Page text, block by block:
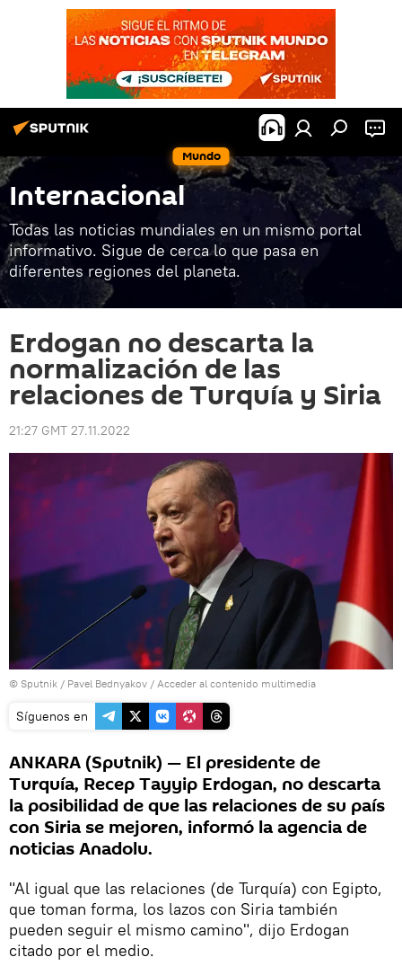
Mundo
Internacional
Todas las noticias mundiales en un mismo portal
informativo. Sigue de cerca lo que pasa en
diferentes regiones del planeta.
Erdogan no descarta la
normalización de las
relaciones de Turquía y Siria
21:27 GMT 27.11.2022
© Sputnik / Pavel Bednyakov / Acceder al contenido multimedia
Síguenos en
ANKARA (Sputnik) — El presidente de
Turquía, Recep Tayyip Erdogan, no descarta
la posibilidad de que las relaciones de su país
con Siria se mejoren, informó la agencia de
noticias Anadolu.
"Al igual que las relaciones (de Turquía) con Egipto,
que toman forma, los lazos con Siria también
pueden seguir el mismo camino", dijo Erdogan
citado por el medio.